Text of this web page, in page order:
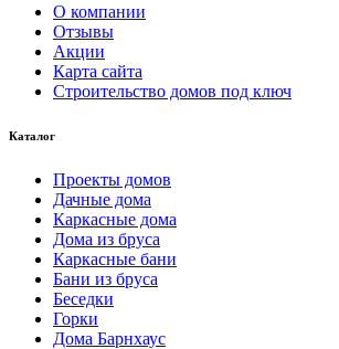
О компании
Отзывы
Акции
Карта сайта
Строительство домов под ключ
Каталог
Проекты домов
Дачные дома
Каркасные дома
Дома из бруса
Каркасные бани
Бани из бруса
Беседки
Горки
Дома Барнхаус